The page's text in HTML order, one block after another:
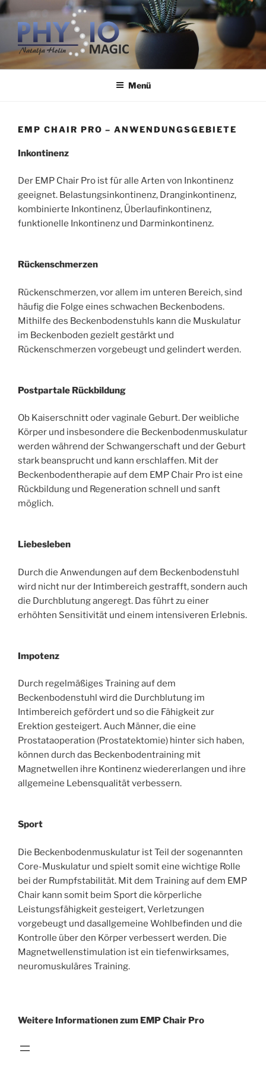
Zum
Inhalt
springen
PHYSIOMAGIC
Ihr Ort zum Wohlfühlen
Menü
EMP CHAIR PRO – ANWENDUNGSGEBIETE
Inkontinenz
Der EMP Chair Pro ist für alle Arten von Inkontinenz
geeignet. Belastungsinkontinenz, Dranginkontinenz,
kombinierte Inkontinenz, Überlaufinkontinenz,
funktionelle Inkontinenz und Darminkontinenz.
Rückenschmerzen
Rückenschmerzen, vor allem im unteren Bereich, sind
häufig die Folge eines schwachen Beckenbodens.
Mithilfe des Beckenbodenstuhls kann die Muskulatur
im Beckenboden gezielt gestärkt und
Rückenschmerzen vorgebeugt und gelindert werden.
Postpartale Rückbildung
Ob Kaiserschnitt oder vaginale Geburt. Der weibliche
Körper und insbesondere die Beckenbodenmuskulatur
werden während der Schwangerschaft und der Geburt
stark beansprucht und kann erschlaffen. Mit der
Beckenbodentherapie auf dem EMP Chair Pro ist eine
Rückbildung und Regeneration schnell und sanft
möglich.
Liebesleben
Durch die Anwendungen auf dem Beckenbodenstuhl
wird nicht nur der Intimbereich gestrafft, sondern auch
die Durchblutung angeregt. Das führt zu einer
erhöhten Sensitivität und einem intensiveren Erlebnis.
Impotenz
Durch regelmäßiges Training auf dem
Beckenbodenstuhl wird die Durchblutung im
Intimbereich gefördert und so die Fähigkeit zur
Erektion gesteigert. Auch Männer, die eine
Prostataoperation (Prostatektomie) hinter sich haben,
können durch das Beckenbodentraining mit
Magnetwellen ihre Kontinenz wiedererlangen und ihre
allgemeine Lebensqualität verbessern.
Sport
Die Beckenbodenmuskulatur ist Teil der sogenannten
Core-Muskulatur und spielt somit eine wichtige Rolle
bei der Rumpfstabilität. Mit dem Training auf dem EMP
Chair kann somit beim Sport die körperliche
Leistungsfähigkeit gesteigert, Verletzungen
vorgebeugt und dasallgemeine Wohlbefinden und die
Kontrolle über den Körper verbessert werden. Die
Magnetwellenstimulation ist ein tiefenwirksames,
neuromuskuläres Training.
Weitere Informationen zum EMP Chair Pro